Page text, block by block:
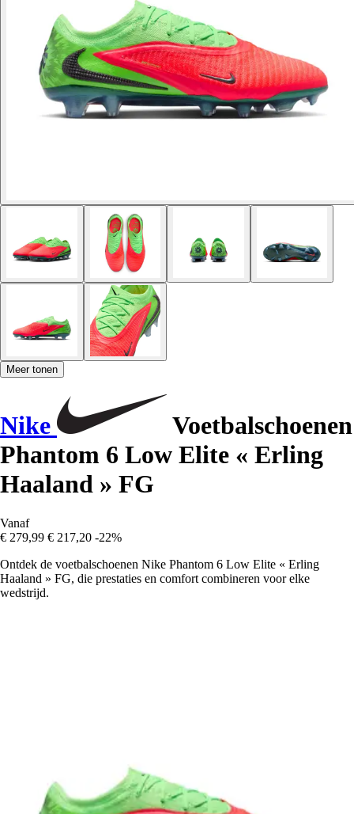
Meer tonen
Nike
Voetbalschoenen
Phantom 6 Low Elite « Erling
Haaland » FG
Vanaf
€ 279,99 € 217,20 -22%
Ontdek de voetbalschoenen Nike Phantom 6 Low Elite « Erling
Haaland » FG, die prestaties en comfort combineren voor elke
wedstrijd.